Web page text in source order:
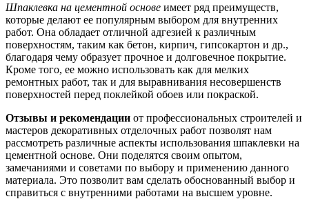
Шпаклевка на цементной основе имеет ряд преимуществ,
которые делают ее популярным выбором для внутренних
работ. Она обладает отличной адгезией к различным
поверхностям, таким как бетон, кирпич, гипсокартон и др.,
благодаря чему образует прочное и долговечное покрытие.
Кроме того, ее можно использовать как для мелких
ремонтных работ, так и для выравнивания несовершенств
поверхностей перед поклейкой обоев или покраской.
Отзывы и рекомендации от профессиональных строителей и
мастеров декоративных отделочных работ позволят нам
рассмотреть различные аспекты использования шпаклевки на
цементной основе. Они поделятся своим опытом,
замечаниями и советами по выбору и применению данного
материала. Это позволит вам сделать обоснованный выбор и
справиться с внутренними работами на высшем уровне.